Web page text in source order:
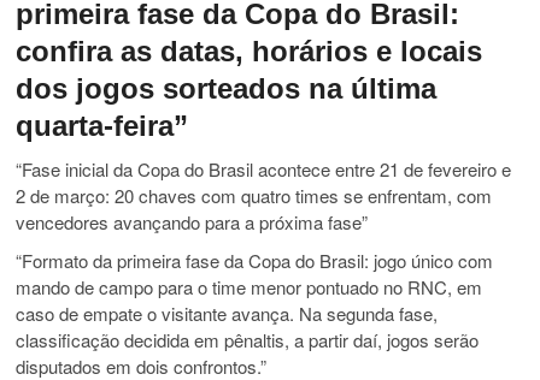
primeira fase da Copa do Brasil:
confira as datas, horários e locais
dos jogos sorteados na última
quarta-feira”
“Fase inicial da Copa do Brasil acontece entre 21 de fevereiro e
2 de março: 20 chaves com quatro times se enfrentam, com
vencedores avançando para a próxima fase”
“Formato da primeira fase da Copa do Brasil: jogo único com
mando de campo para o time menor pontuado no RNC, em
caso de empate o visitante avança. Na segunda fase,
classificação decidida em pênaltis, a partir daí, jogos serão
disputados em dois confrontos.”